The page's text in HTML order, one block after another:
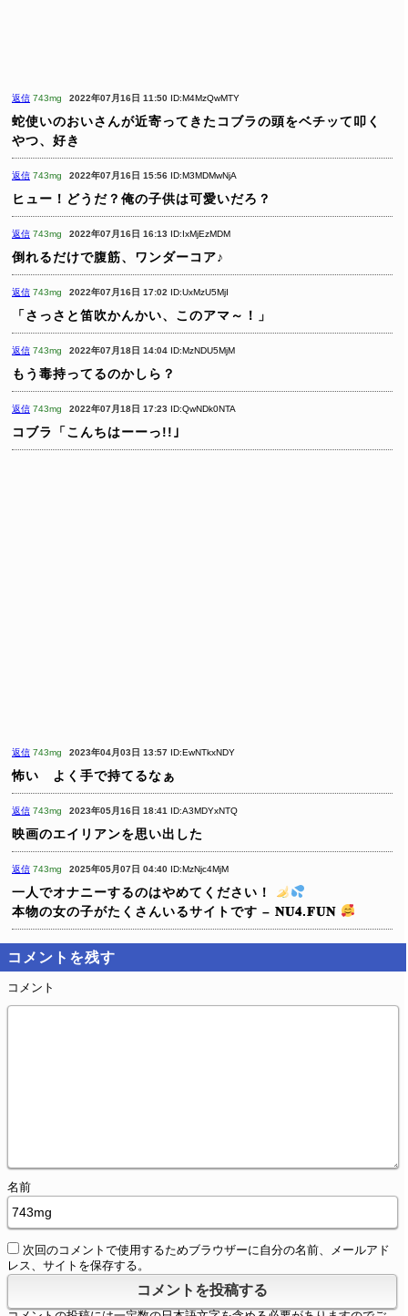
返信 743mg 2022年07月16日 11:50 ID:M4MzQwMTY
蛇使いのおいさんが近寄ってきたコブラの頭をベチッて叩く
やつ、好き
返信 743mg 2022年07月16日 15:56 ID:M3MDMwNjA
ヒュー！どうだ？俺の子供は可愛いだろ？
返信 743mg 2022年07月16日 16:13 ID:IxMjEzMDM
倒れるだけで腹筋、ワンダーコア♪
返信 743mg 2022年07月16日 17:02 ID:UxMzU5MjI
「さっさと笛吹かんかい、このアマ～！」
返信 743mg 2022年07月18日 14:04 ID:MzNDU5MjM
もう毒持ってるのかしら？
返信 743mg 2022年07月18日 17:23 ID:QwNDk0NTA
コブラ「こんちはーーっ!!｣
返信 743mg 2023年04月03日 13:57 ID:EwNTkxNDY
怖い よく手で持てるなぁ
返信 743mg 2023年05月16日 18:41 ID:A3MDYxNTQ
映画のエイリアンを思い出した
返信 743mg 2025年05月07日 04:40 ID:MzNjc4MjM
一人でオナニーするのはやめてください！
本物の女の子がたくさんいるサイトです – 𝐍𝐔𝟒.𝐅𝐔𝐍
コメントを残す
コメント
名前
次回のコメントで使用するためブラウザーに自分の名前、メールアド
レス、サイトを保存する。